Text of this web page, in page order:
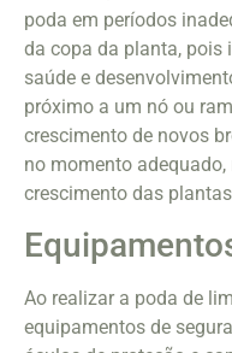
poda em períodos
da copa da planta, pois
saúde e
próximo a um nó ou
crescimento de novos
no momento
crescimento das
Ao realizar a poda de
equipamentos de